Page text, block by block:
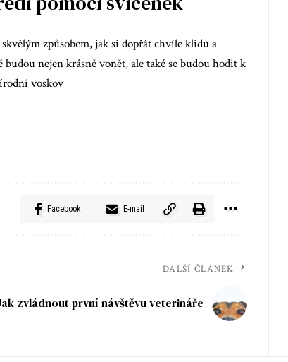
způsobem, jak si dopřát chvíle klidu a
nejen krásně vonět, ale také se budou hodit k
voskov
Facebook E-mail
DALŠÍ ČLÁNEK
zvládnout první návštěvu veterináře